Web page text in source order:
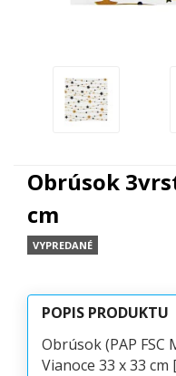
Obrúsok
cm
VYPREDANÉ
POPIS PRODUKTU
Obrúsok (PAP FSC
Vianoce 33 x 33 cm